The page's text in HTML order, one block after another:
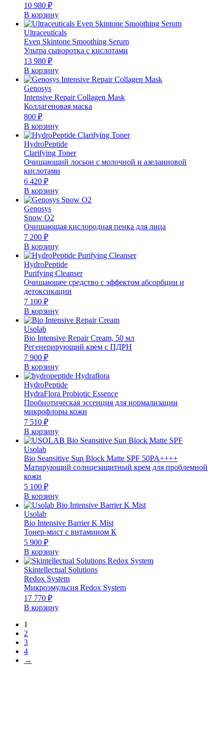
10 980 ₽
В корзину
Ultraceuticals
Even Skintone Smoothing Serum
Ультра сыворотка с кислотами
13 980 ₽
В корзину
Genosys
Intensive Repair Collagen Mask
Коллагеновая маска
800 ₽
В корзину
HydroPeptide
Clarifying Toner
Очищающий лосьон с молочной и азелаиновой
кислотами
6 420 ₽
В корзину
Genosys
Snow O2
Очищающая кислородная пенка для лица
7 200 ₽
В корзину
HydroPeptide
Purifying Cleanser
Очищающее средство с эффектом абсорбции и
детоксикации
7 100 ₽
В корзину
Usolab
Bio Intensive Repair Cream, 50 мл
Регенерирующий крем с ПДРН
7 900 ₽
В корзину
HydroPeptide
HydraFlora Probiotic Essence
Пробиотическая эссенция для нормализации
микрофлоры кожи
7 510 ₽
В корзину
Usolab
Bio Seansitive Sun Block Matte SPF 50PA++++
Матирующий солнцезащитный крем для проблемной
кожи
5 100 ₽
В корзину
Usolab
Bio Intensive Barrier K Mist
Тонер-мист с витамином К
5 900 ₽
В корзину
Skintellectual Solutions
Redox System
Микроэмульсия Redox System
17 770 ₽
В корзину
1
2
3
4
→